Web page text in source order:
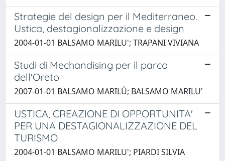
Strategie del design per il Mediterraneo.
Ustica, destagionalizzazione e design
2004-01-01 BALSAMO MARILU'; TRAPANI VIVIANA
Studi di Mechandising per il parco
dell'Oreto
2007-01-01 BALSAMO MARILÙ; BALSAMO MARILU'
USTICA, CREAZIONE DI OPPORTUNITA'
PER UNA DESTAGIONALIZZAZIONE DEL
TURISMO
2004-01-01 BALSAMO MARILU'; PIARDI SILVIA